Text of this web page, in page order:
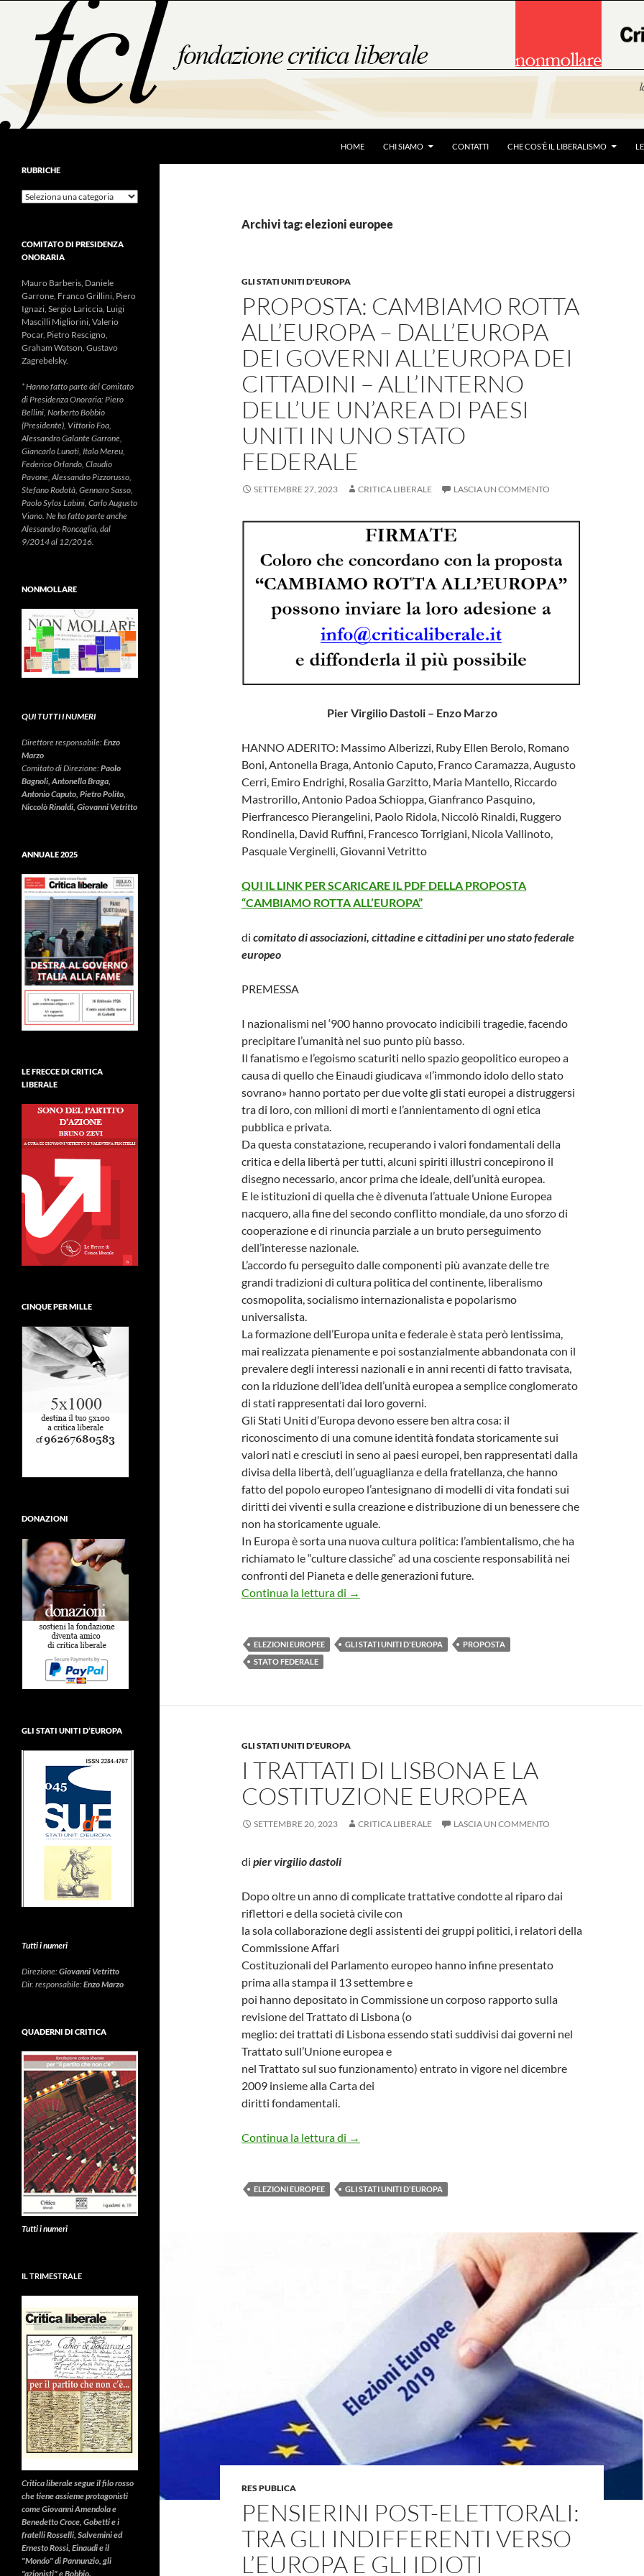
contenuto
HOME CHI SIAMO CONTATTI CHE COS’È IL LIBERALISMO
Archivi tag: elezioni europee
GLI STATI UNITI D'EUROPA
PROPOSTA: CAMBIAMO ROTTA
ALL’EUROPA – DALL’EUROPA
DEI GOVERNI ALL’EUROPA DEI
CITTADINI – ALL’INTERNO
DELL’UE UN’AREA DI PAESI
UNITI IN UNO STATO
FEDERALE
SETTEMBRE 27, 2023 CRITICA LIBERALE LASCIA UN COMMENTO
Pier Virgilio Dastoli – Enzo Marzo
HANNO ADERITO: Massimo Alberizzi, Ruby Ellen Berolo, Romano
Boni, Antonella Braga, Antonio Caputo, Franco Caramazza, Augusto
Cerri, Emiro Endrighi, Rosalia Garzitto, Maria Mantello, Riccardo
Mastrorillo, Antonio Padoa Schioppa, Gianfranco Pasquino,
Pierfrancesco Pierangelini, Paolo Ridola, Niccolò Rinaldi, Ruggero
Rondinella, David Ruffini, Francesco Torrigiani, Nicola Vallinoto,
Pasquale Verginelli, Giovanni Vetritto
QUI IL LINK PER SCARICARE IL PDF DELLA PROPOSTA
“CAMBIAMO ROTTA ALL’EUROPA”
di comitato di associazioni, cittadine e cittadini per uno stato federale
europeo
PREMESSA
I nazionalismi nel ‘900 hanno provocato indicibili tragedie, facendo
precipitare l’umanità nel suo punto più basso.
Il fanatismo e l’egoismo scaturiti nello spazio geopolitico europeo a
causa di quello che Einaudi giudicava «l’immondo idolo dello stato
sovrano» hanno portato per due volte gli stati europei a distruggersi
tra di loro, con milioni di morti e l’annientamento di ogni etica
pubblica e privata.
Da questa constatazione, recuperando i valori fondamentali della
critica e della libertà per tutti, alcuni spiriti illustri concepirono il
disegno necessario, ancor prima che ideale, dell’unità europea.
E le istituzioni di quella che è divenuta l’attuale Unione Europea
nacquero, alla fine del secondo conflitto mondiale, da uno sforzo di
cooperazione e di rinuncia parziale a un bruto perseguimento
dell’interesse nazionale.
L’accordo fu perseguito dalle componenti più avanzate delle tre
grandi tradizioni di cultura politica del continente, liberalismo
cosmopolita, socialismo internazionalista e popolarismo
universalista.
La formazione dell’Europa unita e federale è stata però lentissima,
mai realizzata pienamente e poi sostanzialmente abbandonata con il
prevalere degli interessi nazionali e in anni recenti di fatto travisata,
con la riduzione dell’idea dell’unità europea a semplice conglomerato
di stati rappresentati dai loro governi.
Gli Stati Uniti d’Europa devono essere ben altra cosa: il
riconoscimento di una comune identità fondata storicamente sui
valori nati e cresciuti in seno ai paesi europei, ben rappresentati dalla
divisa della libertà, dell’uguaglianza e della fratellanza, che hanno
fatto del popolo europeo l’antesignano di modelli di vita fondati sui
diritti dei viventi e sulla creazione e distribuzione di un benessere che
non ha storicamente uguale.
In Europa è sorta una nuova cultura politica: l’ambientalismo, che ha
richiamato le “culture classiche” ad una cosciente responsabilità nei
confronti del Pianeta e delle generazioni future.
Continua la lettura di
PROPOSTA: CAMBIAMO ROTTA ALL’EUROPA –
→
ELEZIONI EUROPEE GLI STATI UNITI D'EUROPA
PROPOSTA
STATO FEDERALE
GLI STATI UNITI D'EUROPA
I TRATTATI DI LISBONA E LA
COSTITUZIONE EUROPEA
SETTEMBRE 20, 2023 CRITICA LIBERALE LASCIA UN COMMENTO
di pier virgilio dastoli
Dopo oltre un anno di complicate trattative condotte al riparo dai
riflettori e della società civile con
la sola collaborazione degli assistenti dei gruppi politici, i relatori della
Commissione Affari
Costituzionali del Parlamento europeo hanno infine presentato
prima alla stampa il 13 settembre e
poi hanno depositato in Commissione un corposo rapporto sulla
revisione del Trattato di Lisbona (o
meglio: dei trattati di Lisbona essendo stati suddivisi dai governi nel
Trattato sull’Unione europea e
nel Trattato sul suo funzionamento) entrato in vigore nel dicembre
2009 insieme alla Carta dei
diritti fondamentali.
Continua la lettura di I trattati di Lisbona e la costituzione europea
→
ELEZIONI EUROPEE GLI STATI UNITI D'EUROPA
RES PUBLICA
PENSIERINI POST-ELETTORALI:
TRA GLI INDIFFERENTI VERSO
L’EUROPA E GLI IDIOTI
RUBRICHE
Rubriche
COMITATO DI PRESIDENZA
ONORARIA
Mauro Barberis, Daniele
Garrone, Franco Grillini, Piero
Ignazi, Sergio Lariccia, Luigi
Mascilli Migliorini, Valerio
Pocar, Pietro Rescigno,
Graham Watson, Gustavo
Zagrebelsky.
* Hanno fatto parte del Comitato
di Presidenza Onoraria: Piero
Bellini, Norberto Bobbio
(Presidente), Vittorio Foa,
Alessandro Galante Garrone,
Giancarlo Lunati, Italo Mereu,
Federico Orlando, Claudio
Pavone, Alessandro Pizzorusso,
Stefano Rodotà, Gennaro Sasso,
Paolo Sylos Labini, Carlo Augusto
Viano. Ne ha fatto parte anche
Alessandro Roncaglia, dal
9/2014 al 12/2016.
NONMOLLARE
QUI TUTTI I NUMERI
Direttore responsabile:Enzo
Marzo
Comitato di Direzione:Paolo
Bagnoli, Antonella Braga,
Antonio Caputo, Pietro Polito,
Niccolò Rinaldi, Giovanni Vetritto
ANNUALE 2025
LE FRECCE DI CRITICA
LIBERALE
CINQUE PER MILLE
DONAZIONI
GLI STATI UNITI D’EUROPA
Tutti i numeri
Direzione:Giovanni Vetritto
Dir. responsabile:Enzo Marzo
QUADERNI DI CRITICA
Tutti i numeri
IL TRIMESTRALE
Critica liberalesegue il filo rosso
che tiene assieme protagonisti
come Giovanni Amendola e
Benedetto Croce, Gobetti e i
fratelli Rosselli, Salvemini ed
Ernesto Rossi, Einaudi e il
"Mondo" di Pannunzio, gli
"azionisti" e Bobbio.